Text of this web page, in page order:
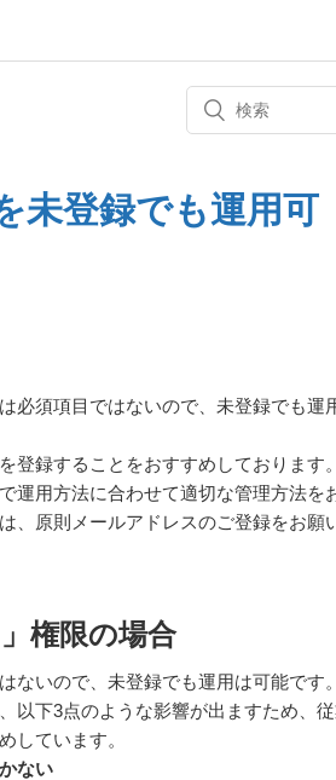
未登録でも運用可
必須項目ではないので、未登録でも運
登録することをおすすめしております
運用方法に合わせて適切な管理方法を
、原則メールアドレスのご登録をお願
権限の場合
ないので、未登録でも運用は可能です
以下3点のような影響が出ますため、
しています。
ない